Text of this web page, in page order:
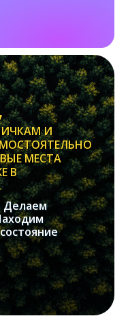
И
МЕСТА
В
Делаем